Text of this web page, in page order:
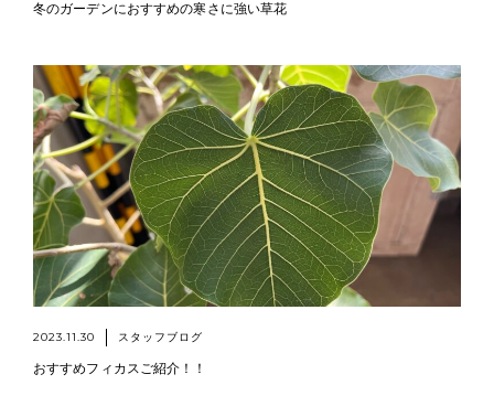
冬のガーデンにおすすめの寒さに強い草花
2023.11.30 スタッフブログ
おすすめフィカスご紹介！！